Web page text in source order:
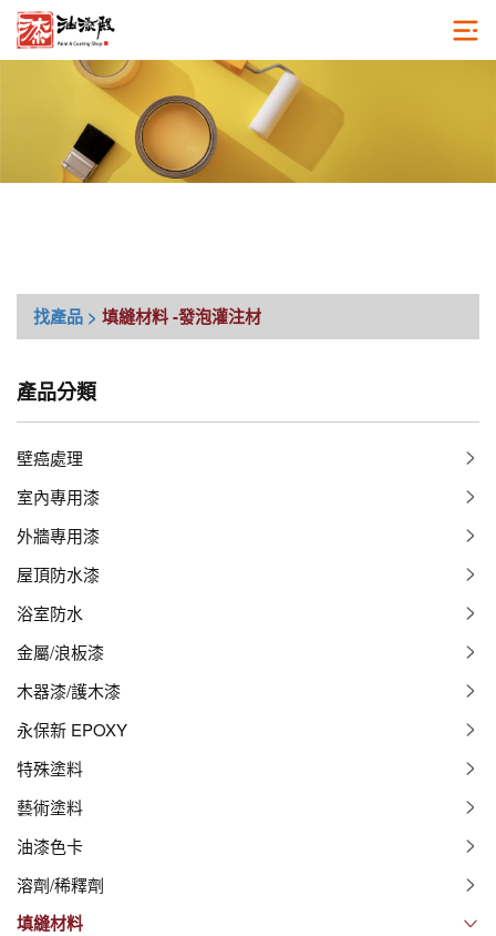
找產品 > 填縫材料-發泡灌注材
產品分類
壁癌處理
室內專用漆
外牆專用漆
屋頂防水漆
浴室防水
金屬/浪板漆
木器漆/護木漆
永保新 EPOXY
特殊塗料
藝術塗料
油漆色卡
溶劑/稀釋劑
填縫材料